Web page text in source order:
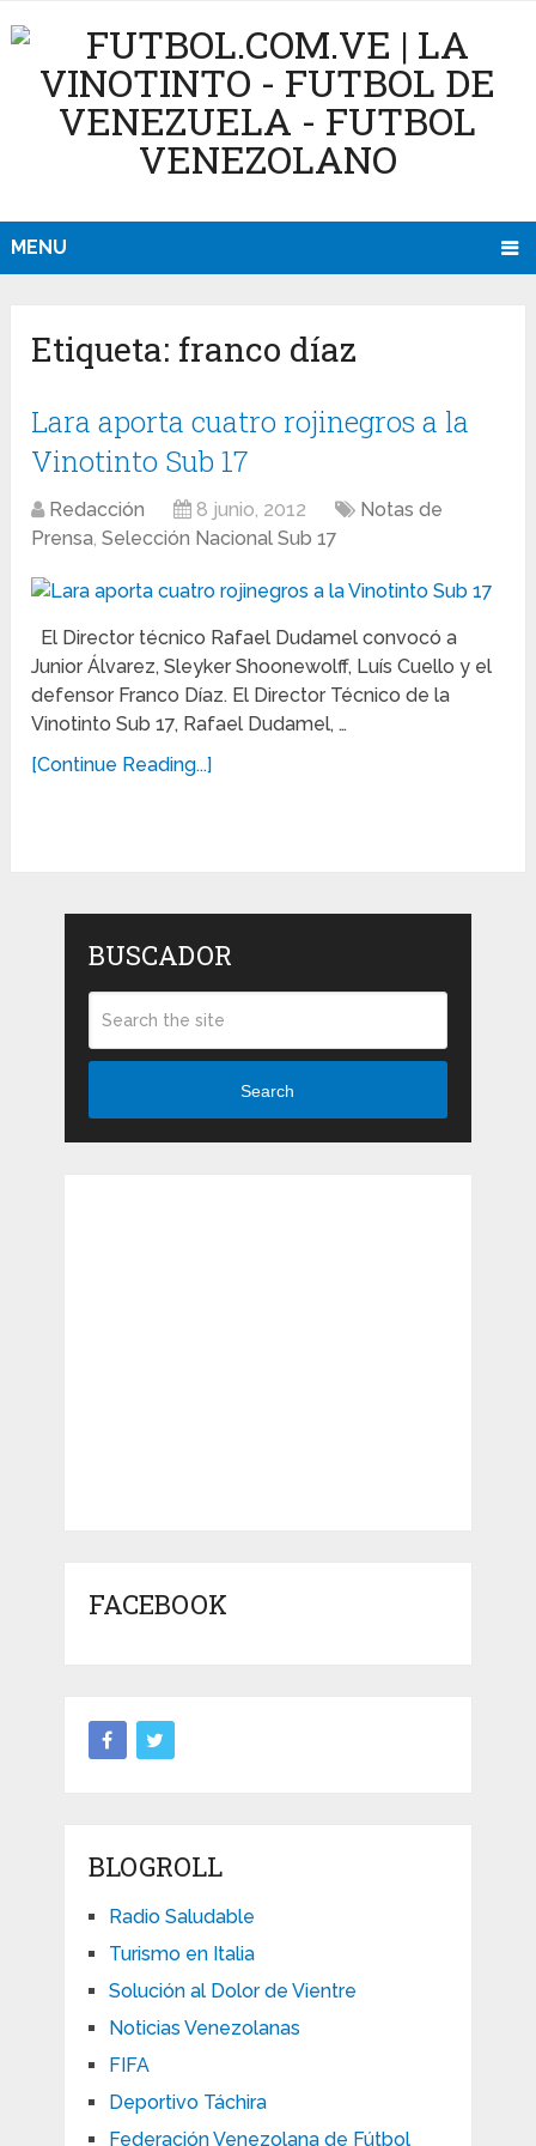
MENU
Etiqueta: franco díaz
Lara aporta cuatro rojinegros a la
Vinotinto Sub 17
Redacción 8 junio, 2012
Notas de
Prensa,Selección Nacional Sub 17
El Director técnico Rafael Dudamel convocó a
Junior Álvarez, Sleyker Shoonewolff, Luís Cuello y el
defensor Franco Díaz. El Director Técnico de la
Vinotinto Sub 17, Rafael Dudamel, …
[Continue Reading...]
BUSCADOR
Search
FACEBOOK
BLOGROLL
Radio Saludable
Turismo en Italia
Solución al Dolor de Vientre
Noticias Venezolanas
FIFA
Deportivo Táchira
Federación Venezolana de Fútbol